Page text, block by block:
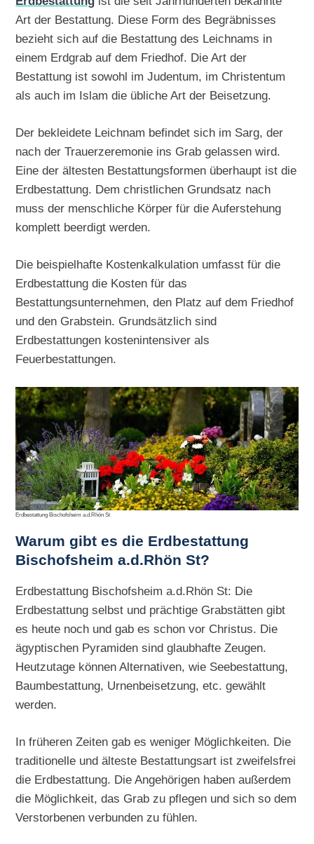
Art der Bestattung. Diese Form des Begräbnisses
bezieht sich auf die Bestattung des Leichnams in
einem Erdgrab auf dem Friedhof. Die Art der
Bestattung ist sowohl im Judentum, im Christentum
als auch im Islam die übliche Art der Beisetzung.
Der bekleidete Leichnam befindet sich im Sarg, der
nach der Trauerzeremonie ins Grab gelassen wird.
Eine der ältesten Bestattungsformen überhaupt ist die
Erdbestattung. Dem christlichen Grundsatz nach
muss der menschliche Körper für die Auferstehung
komplett beerdigt werden.
Die beispielhafte Kostenkalkulation umfasst für die
Erdbestattung die Kosten für das
Bestattungsunternehmen, den Platz auf dem Friedhof
und den Grabstein. Grundsätzlich sind
Erdbestattungen kostenintensiver als
Feuerbestattungen.
Erdbestattung Bischofsheim a.d.Rhön St
Warum gibt es die Erdbestattung
Bischofsheim a.d.Rhön St?
Erdbestattung Bischofsheim a.d.Rhön St: Die
Erdbestattung selbst und prächtige Grabstätten gibt
es heute noch und gab es schon vor Christus. Die
ägyptischen Pyramiden sind glaubhafte Zeugen.
Heutzutage können Alternativen, wie Seebestattung,
Baumbestattung, Urnenbeisetzung, etc. gewählt
werden.
In früheren Zeiten gab es weniger Möglichkeiten. Die
traditionelle und älteste Bestattungsart ist zweifelsfrei
die Erdbestattung. Die Angehörigen haben außerdem
die Möglichkeit, das Grab zu pflegen und sich so dem
Verstorbenen verbunden zu fühlen.